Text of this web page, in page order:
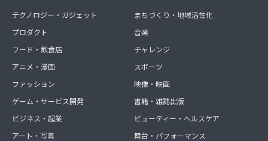
テクノロジー・ガジェット
プロダクト
フード・飲食店
アニメ・漫画
ファッション
ゲーム・サービス開発
ビジネス・起業
アート・写真
まちづくり・地域活性化
音楽
チャレンジ
スポーツ
映像・映画
書籍・雑誌出版
ビューティー・ヘルスケア
舞台・パフォーマンス